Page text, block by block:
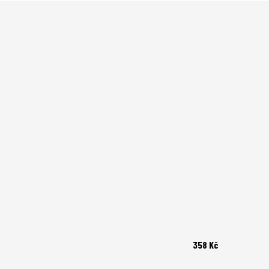
358 Kč